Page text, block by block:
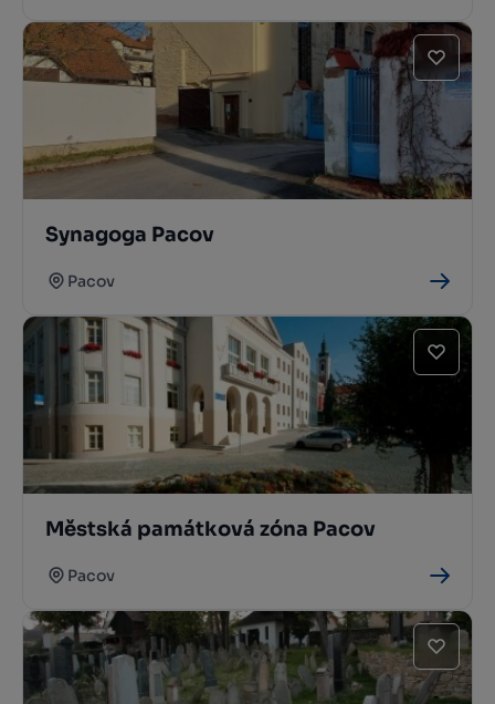
Synagoga Pacov
Pacov
Městská památková zóna Pacov
Pacov